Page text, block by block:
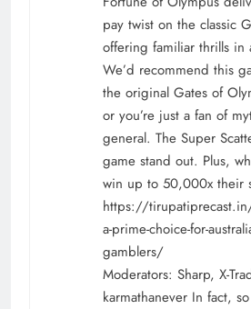
pay twist on the classic
offering familiar thrills in
We’d recommend this
the original Gates of
or you’re just a fan of
general. The Super
game stand out. Plus,
win up to 50,000x their
https://tirupatiprecast.in/
a-prime-choice-for-
gamblers/
Moderators: Sharp, X-
karmathanever In fact,